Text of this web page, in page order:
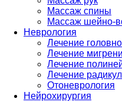
Массаж спины
Массаж шейно-
Неврология
Лечение
Лечение мигрени
Лечение
Лечение
Отоневрология
Нейрохирургия